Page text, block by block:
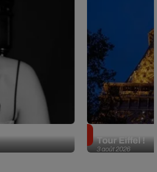
3 août 2026
Tour Eiffel !